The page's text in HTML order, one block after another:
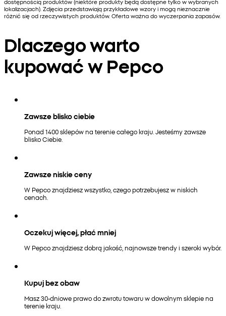
lokalizacjach). Zdjęcia przedstawiają przykładowe wzory i mogą nieznacznie
różnić się od rzeczywistych produktów. Oferta ważna do wyczerpania zapasów.
Dlaczego warto
kupować w Pepco
Zawsze blisko ciebie
Ponad 1400 sklepów na terenie całego kraju. Jesteśmy zawsze
blisko Ciebie.
Zawsze niskie ceny
W Pepco znajdziesz wszystko, czego potrzebujesz w niskich
cenach.
Oczekuj więcej, płać mniej
W Pepco znajdziesz dobrą jakość, najnowsze trendy i szeroki wybór.
Kupuj bez obaw
Masz 30-dniowe prawo do zwrotu towaru w dowolnym sklepie na
terenie kraju.